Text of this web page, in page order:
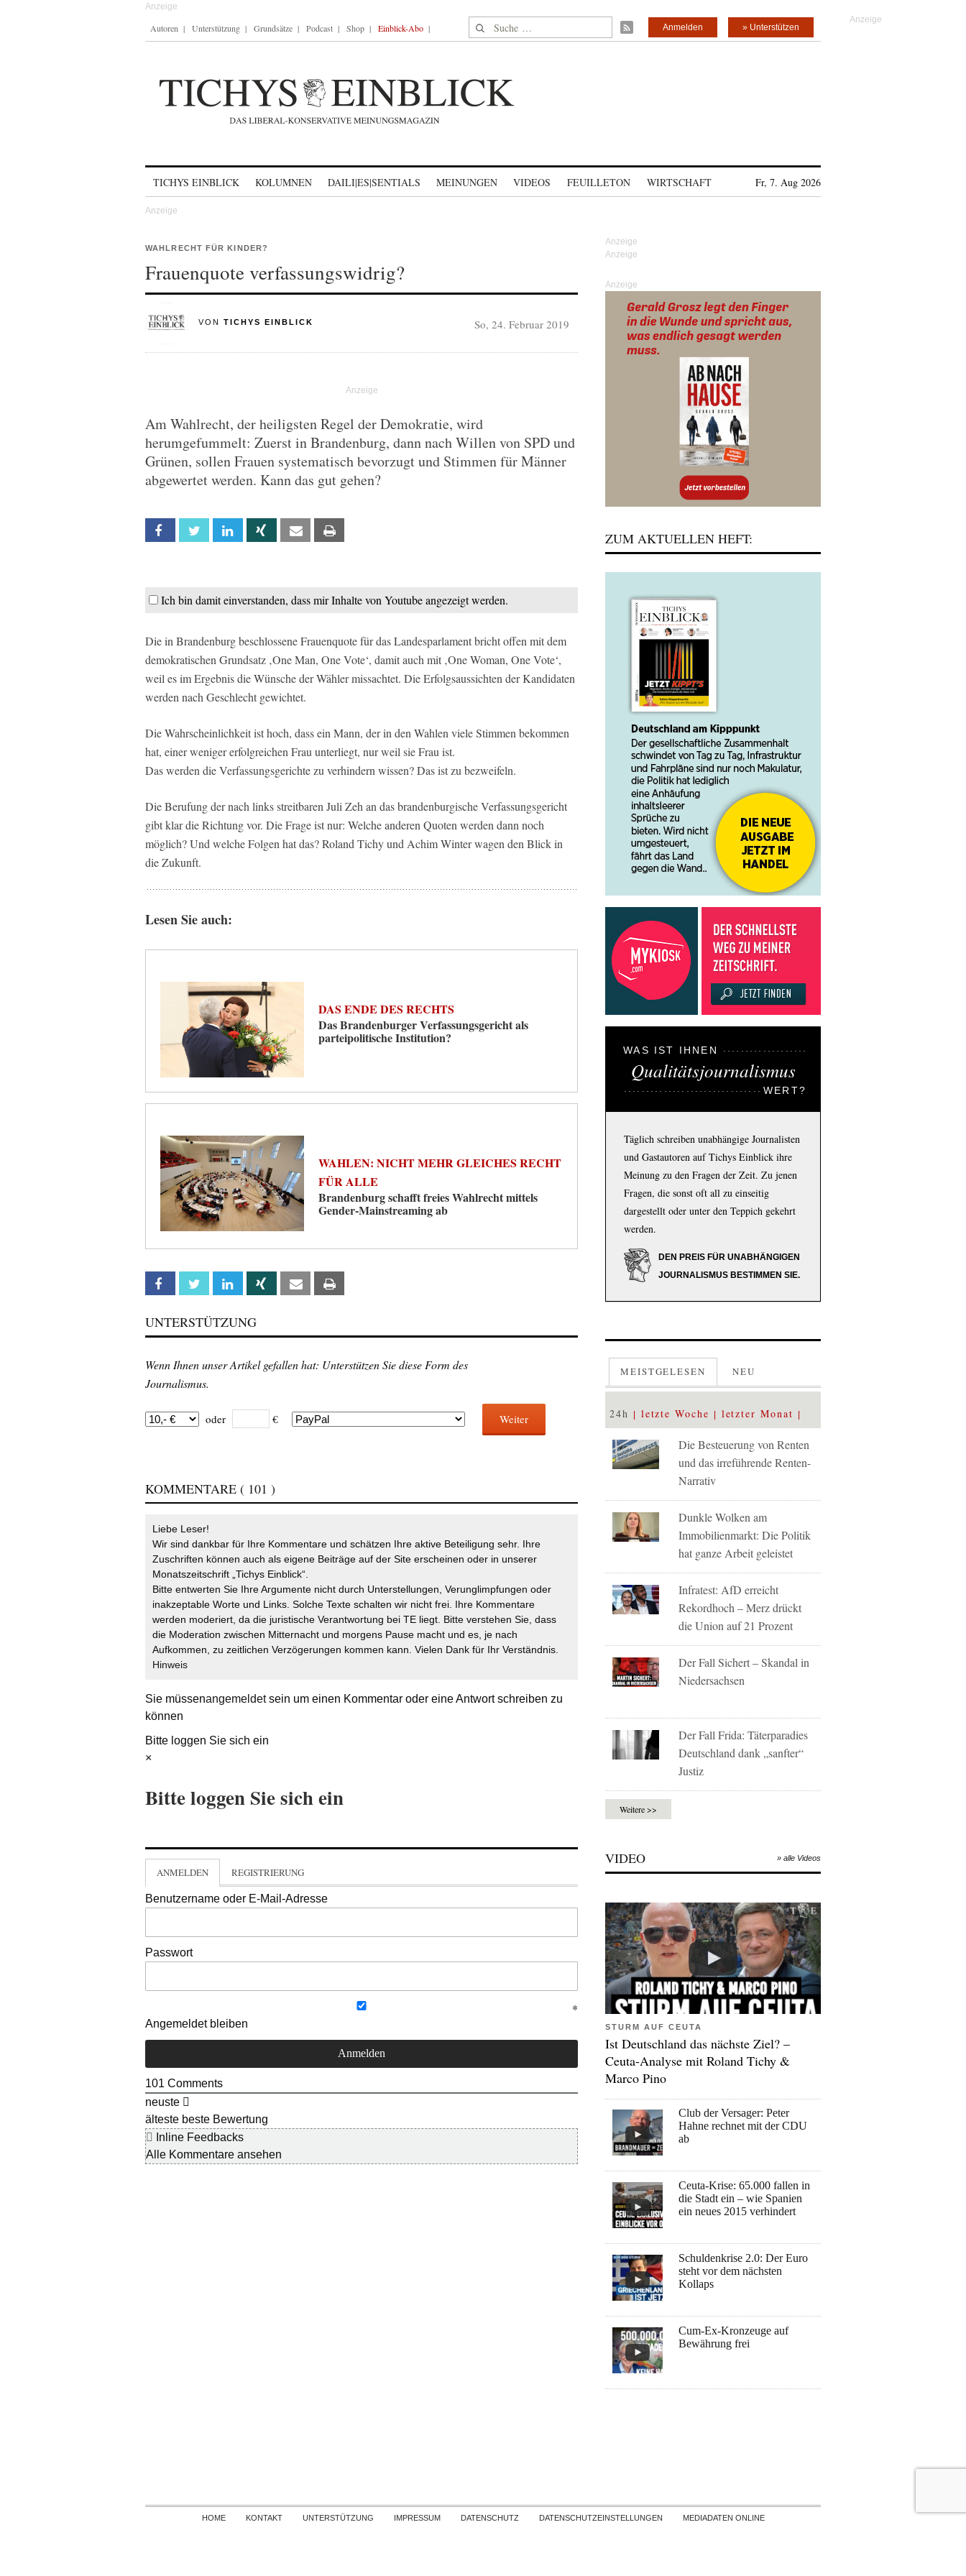
Autoren Unterstützung Grundsätze Podcast Shop Einblick-Abo Suche nach: » Unterstützen
Anmelden
TICHYS EINBLICK KOLUMNEN DAILI|ES|SENTIALS MEINUNGEN VIDEOS FEUILLETON WIRTSCHAFT Fr, 7. Aug 2026
WAHLRECHT FÜR KINDER?
Frauenquote verfassungswidrig?
VON TICHYS EINBLICK So, 24. Februar 2019
Am Wahlrecht, der heiligsten Regel der Demokratie, wird
herumgefummelt: Zuerst in Brandenburg, dann nach Willen von SPD und
Grünen, sollen Frauen systematisch bevorzugt und Stimmen für Männer
abgewertet werden. Kann das gut gehen?
Facebook Twitter Linkedin Xing Email
Ich bin damit einverstanden, dass mir Inhalte von Youtube angezeigt werden.
Die in Brandenburg beschlossene Frauenquote für das Landesparlament bricht offen mit dem
demokratischen Grundsatz ‚One Man, One Vote‘, damit auch mit ‚One Woman, One Vote‘,
weil es im Ergebnis die Wünsche der Wähler missachtet. Die Erfolgsaussichten der Kandidaten
werden nach Geschlecht gewichtet.
Die Wahrscheinlichkeit ist hoch, dass ein Mann, der in den Wahlen viele Stimmen bekommen
hat, einer weniger erfolgreichen Frau unterliegt, nur weil sie Frau ist.
Das werden die Verfassungsgerichte zu verhindern wissen? Das ist zu bezweifeln.
Die Berufung der nach links streitbaren Juli Zeh an das brandenburgische Verfassungsgericht
gibt klar die Richtung vor. Die Frage ist nur: Welche anderen Quoten werden dann noch
möglich? Und welche Folgen hat das? Roland Tichy und Achim Winter wagen den Blick in
die Zukunft.
Lesen Sie auch:
DAS ENDE DES RECHTS
Das Brandenburger Verfassungsgericht als
parteipolitische Institution?
WAHLEN: NICHT MEHR GLEICHES RECHT
FÜR ALLE
Brandenburg schafft freies Wahlrecht mittels
Gender-Mainstreaming ab
Facebook Twitter Linkedin Xing Email
UNTERSTÜTZUNG
Wenn Ihnen unser Artikel gefallen hat: Unterstützen Sie diese Form des
Journalismus.
oder € Weiter
KOMMENTARE ( 101 )
Liebe Leser!
Wir sind dankbar für Ihre Kommentare und schätzen Ihre aktive Beteiligung sehr. Ihre
Zuschriften können auch als eigene Beiträge auf der Site erscheinen oder in unserer
Monatszeitschrift „Tichys Einblick“.
Bitte entwerten Sie Ihre Argumente nicht durch Unterstellungen, Verunglimpfungen oder
inakzeptable Worte und Links. Solche Texte schalten wir nicht frei. Ihre Kommentare
werden moderiert, da die juristische Verantwortung bei TE liegt. Bitte verstehen Sie, dass
die Moderation zwischen Mitternacht und morgens Pause macht und es, je nach
Aufkommen, zu zeitlichen Verzögerungen kommen kann. Vielen Dank für Ihr Verständnis.
Hinweis
Sie müssenangemeldetsein um einen Kommentar oder eine Antwort schreiben zu
können
Bitte loggen Sie sich ein
×
Bitte loggen Sie sich ein
ANMELDEN REGISTRIERUNG
Benutzername oder E-Mail-Adresse
Passwort
Angemeldet bleiben
101 Comments
neuste
älteste beste Bewertung
Inline Feedbacks
Alle Kommentare ansehen
Anzeige
ZUM AKTUELLEN HEFT:
WAS IST IHNEN
Qualitätsjournalismus
WERT?
Täglich schreiben unabhängige Journalisten
und Gastautoren auf Tichys Einblick ihre
Meinung zu den Fragen der Zeit. Zu jenen
Fragen, die sonst oft all zu einseitig
dargestellt oder unter den Teppich gekehrt
werden.
DEN PREIS FÜR UNABHÄNGIGEN
JOURNALISMUS BESTIMMEN SIE.
MEISTGELESEN NEU
24h letzte Woche letzter Monat
Die Besteuerung von Renten
und das irreführende Renten-
Narrativ
Dunkle Wolken am
Immobilienmarkt: Die Politik
hat ganze Arbeit geleistet
Infratest: AfD erreicht
Rekordhoch – Merz drückt
die Union auf 21 Prozent
Der Fall Sichert – Skandal in
Niedersachsen
Der Fall Frida: Täterparadies
Deutschland dank „sanfter“
Justiz
Weitere >>
VIDEO » alle Videos
STURM AUF CEUTA
Ist Deutschland das nächste Ziel? –
Ceuta-Analyse mit Roland Tichy &
Marco Pino
Club der Versager: Peter
Hahne rechnet mit der CDU
ab
Ceuta-Krise: 65.000 fallen in
die Stadt ein – wie Spanien
ein neues 2015 verhindert
Schuldenkrise 2.0: Der Euro
steht vor dem nächsten
Kollaps
Cum-Ex-Kronzeuge auf
Bewährung frei
Skip to content
HOME KONTAKT UNTERSTÜTZUNG IMPRESSUM DATENSCHUTZ DATENSCHUTZEINSTELLUNGEN
MEDIADATEN ONLINE